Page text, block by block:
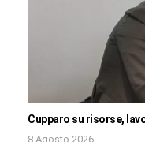
Cupparo su risorse,
8 Agosto 2026